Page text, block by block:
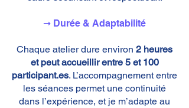
➞ Durée & Adaptabilité
Chaque atelier dure environ 2 heures
et peut accueillir entre 5 et 100
participant.es. L’accompagnement entre
les séances permet une continuité
dans l’expérience, et je m’adapte au